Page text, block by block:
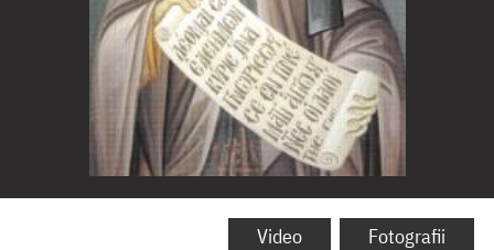
Sfântul
Video Fotografii